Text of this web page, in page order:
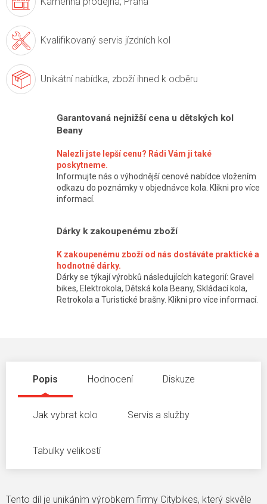
Kvalifikovaný servis jízdních kol
Unikátní nabídka, zboží ihned k odběru
Garantovaná nejnižší cena u dětských kol
Beany
Nalezli jste lepší cenu? Rádi Vám ji také
poskytneme.
Informujte nás o výhodnější cenové nabídce vložením
odkazu do poznámky v objednávce kola. Klikni pro více
informací.
Dárky k zakoupenému zboží
K zakoupenému zboží od nás dostáváte praktické a
hodnotné dárky.
Dárky se týkají výrobků následujících kategorií: Gravel
bikes, Elektrokola, Dětská kola Beany, Skládací kola,
Retrokola a Turistické brašny. Klikni pro více informací.
Popis Hodnocení Diskuze
Jak vybrat kolo Servis a služby
Tabulky velikostí
Tento díl je unikáním výrobkem firmy Citybikes, který skvěle